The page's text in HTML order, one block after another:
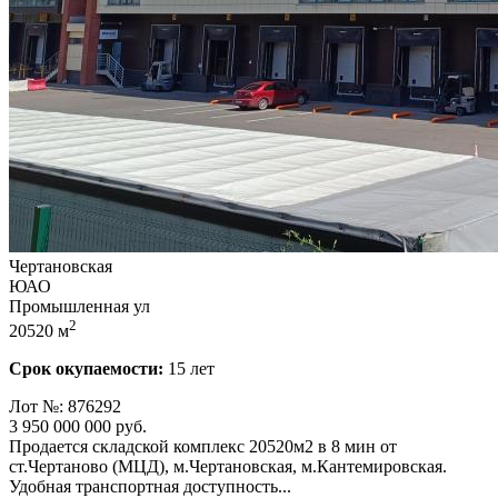
Чертановская
ЮАО
Промышленная ул
20520 м2
Срок окупаемости: 15 лет
Лот №: 876292
3 950 000 000 руб.
Продается складской комплекс 20520м2 в 8 мин от
ст.Чертаново (МЦД),­ м.Чертановская,­ м.Кантемировская.
Удобная транспортная доступность...